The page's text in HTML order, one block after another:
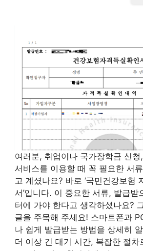
여러분, 취업이나 국가장학금 신청
서비스를 이용할 때 꼭 필요한 서
고 계셨나요? 바로 ‘국민건강보험
서’입니다. 이 중요한 서류, 발급받
터에 가야 한다고 생각하셨나요?
글을 주목해 주세요! 스마트폰과
나 쉽게 발급받는 방법을 상세히
더 이상 긴 대기 시간, 복잡한 절차